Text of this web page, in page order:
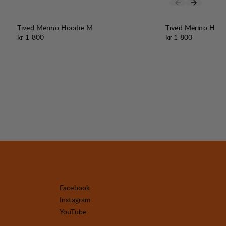
Tived Merino Hoodie M
Pris:
kr 1 800
Tived Merino
Pris:
kr 1 800
Facebook
Instagram
YouTube